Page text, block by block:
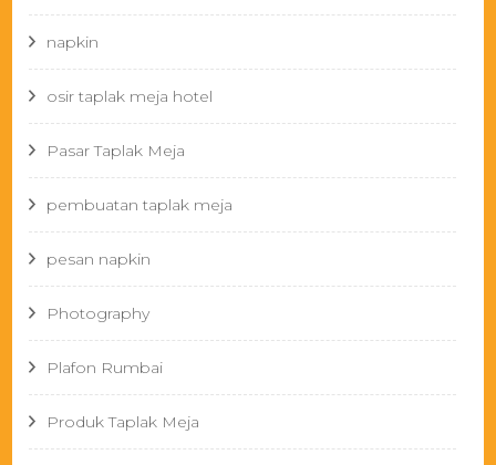
napkin
osir taplak meja hotel
Pasar Taplak Meja
pembuatan taplak meja
pesan napkin
Photography
Plafon Rumbai
Produk Taplak Meja